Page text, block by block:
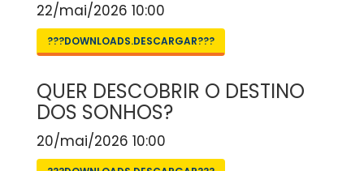
22/mai/2026 10:00
???DOWNLOADS.DESCARGAR???
QUER DESCOBRIR O DESTINO
DOS SONHOS?
20/mai/2026 10:00